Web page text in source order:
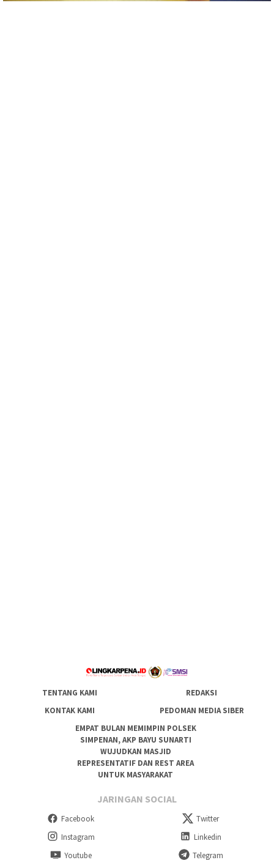
TENTANG KAMI
REDAKSI
KONTAK KAMI
PEDOMAN MEDIA SIBER
EMPAT BULAN MEMIMPIN POLSEK
SIMPENAN, AKP BAYU SUNARTI
WUJUDKAN MASJID
REPRESENTATIF DAN REST AREA
UNTUK MASYARAKAT
JARINGAN SOCIAL
Facebook
Twitter
Instagram
Linkedin
Youtube
Telegram